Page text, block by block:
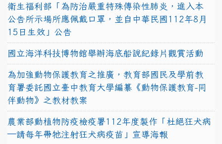
衛生福利部「為防治嚴重特殊傳染性肺炎，進入本
公告所示場所應佩戴口罩，並自中華民國112年8月
15日生效」公告
國立海洋科技博物館舉辦海底船說紀錄片觀賞活動
為加強動物保護教育之推廣，教育部國民及學前教
育署委託國立臺中教育大學編纂《動物保護教育-同
伴動物》之教材教案
農業部動植物防疫檢疫署112年度製作「杜絕狂犬病
—請每年帶牠注射狂犬病疫苗」宣導海報